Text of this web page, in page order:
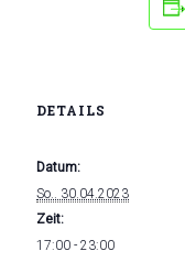
DETAILS
Datum:
So.. 30.04.2023
Zeit:
17:00 - 23:00